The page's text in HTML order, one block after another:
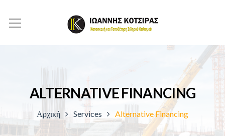
ALTERNATIVE FINANCING
Αρχική Services Alternative Financing